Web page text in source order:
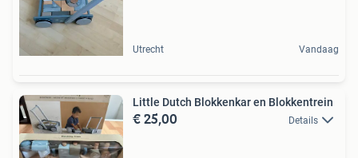
Utrecht Vandaag
Little Dutch Blokkenkar en Blokkentrein
€ 25,00 Details